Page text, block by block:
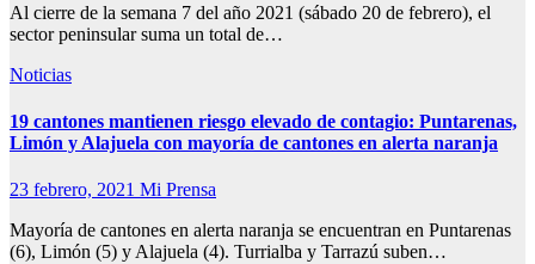
Al cierre de la semana 7 del año 2021 (sábado 20 de febrero), el
sector peninsular suma un total de…
Noticias
19 cantones mantienen riesgo elevado de contagio: Puntarenas,
Limón y Alajuela con mayoría de cantones en alerta naranja
23 febrero, 2021 Mi Prensa
Mayoría de cantones en alerta naranja se encuentran en Puntarenas
(6), Limón (5) y Alajuela (4). Turrialba y Tarrazú suben…